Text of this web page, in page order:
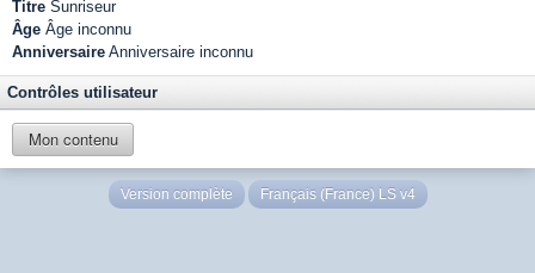
Titre Sunriseur
Âge Âge inconnu
Anniversaire Anniversaire inconnu
Contrôles utilisateur
Mon contenu
Version complète Français (France) LS v4